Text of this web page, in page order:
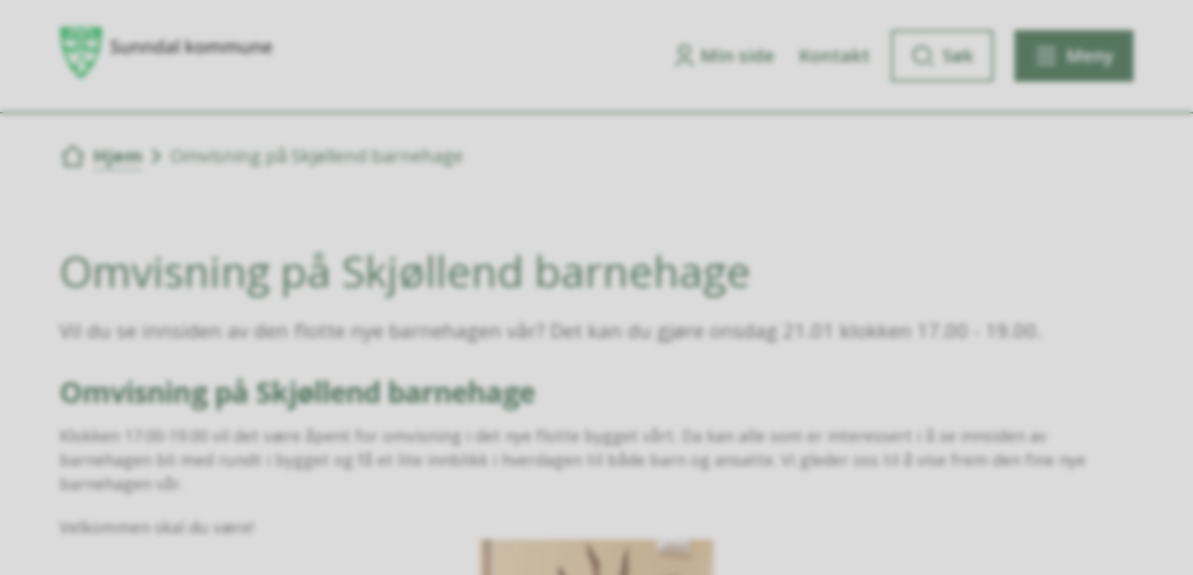
Min side Kontakt Søk Meny
Du er her:
Hjem Omvisning på Skjøllend barnehage
Omvisning på Skjøllend barnehage
Vil du se innsiden av den flotte nye barnehagen vår? Det kan du gjøre onsdag 21.01 klokken 17.00 - 19.00.
Omvisning på Skjøllend barnehage
Klokken 17.00-19.00 vil det være åpent for omvisning i det nye flotte bygget vårt. Da kan alle som er interessert i å se innsiden av
barnehagen bli med rundt i bygget og få et lite innblikk i hverdagen til både barn og ansatte. Vi gleder oss til å vise frem den fine nye
barnehagen vår.
Velkommen skal du være!